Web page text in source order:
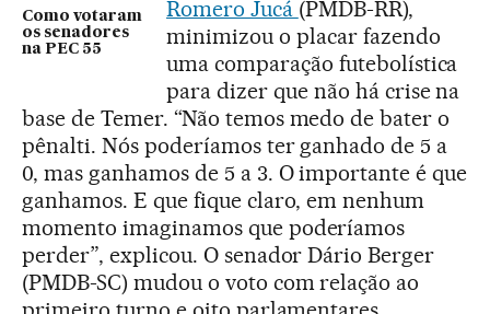
Como votaram
os senadores
na PEC 55
Romero Jucá (PMDB-RR),
minimizou o placar fazendo
uma comparação futebolística
para dizer que não há crise na
base de Temer. “Não temos medo de bater o
pênalti. Nós poderíamos ter ganhado de 5 a
0, mas ganhamos de 5 a 3. O importante é que
ganhamos. E que fique claro, em nenhum
momento imaginamos que poderíamos
perder”, explicou. O senador Dário Berger
(PMDB-SC) mudou o voto com relação ao